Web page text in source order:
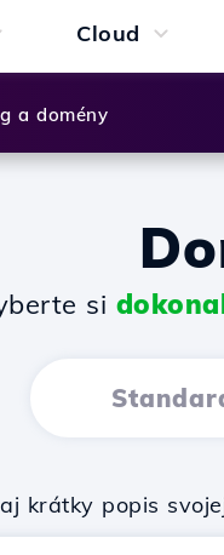
Cloud
a domény
si
krátky popis